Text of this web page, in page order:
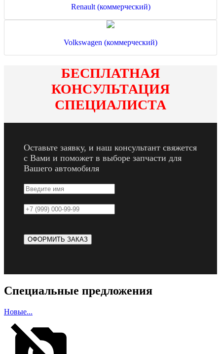
Renault (коммерческий)
Volkswagen (коммерческий)
БЕСПЛАТНАЯ
КОНСУЛЬТАЦИЯ
СПЕЦИАЛИСТА
Оставьте заявку, и наш консультант свяжется
с Вами и поможет в выборе запчасти для
Вашего автомобиля
Специальные предложения
Новые...